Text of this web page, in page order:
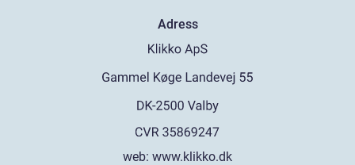
Adress
web: www.klikko.dk